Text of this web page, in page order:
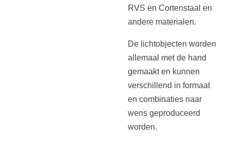
RVS en Cortenstaal en
andere materialen.
De lichtobjecten worden
allemaal met de hand
gemaakt en kunnen
verschillend in formaat
en combinaties naar
wens geproduceerd
worden.